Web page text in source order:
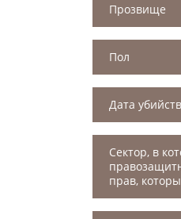
Прозвище
Пол
Дата
Сектор, в
прав,